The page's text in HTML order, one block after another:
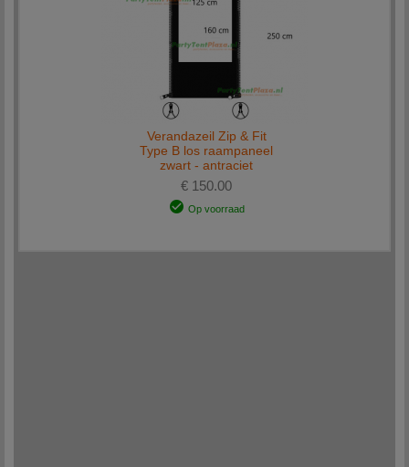
Verandazeil Zip & Fit
Type B los raampaneel
zwart - antraciet
€ 150.00
Op voorraad